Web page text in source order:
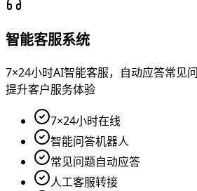
智能客服系统
7×24小时AI智能客服，自动应答常见
提升客户服务体验
7×24小时在线
智能问答机器人
常见问题自动应答
人工客服转接